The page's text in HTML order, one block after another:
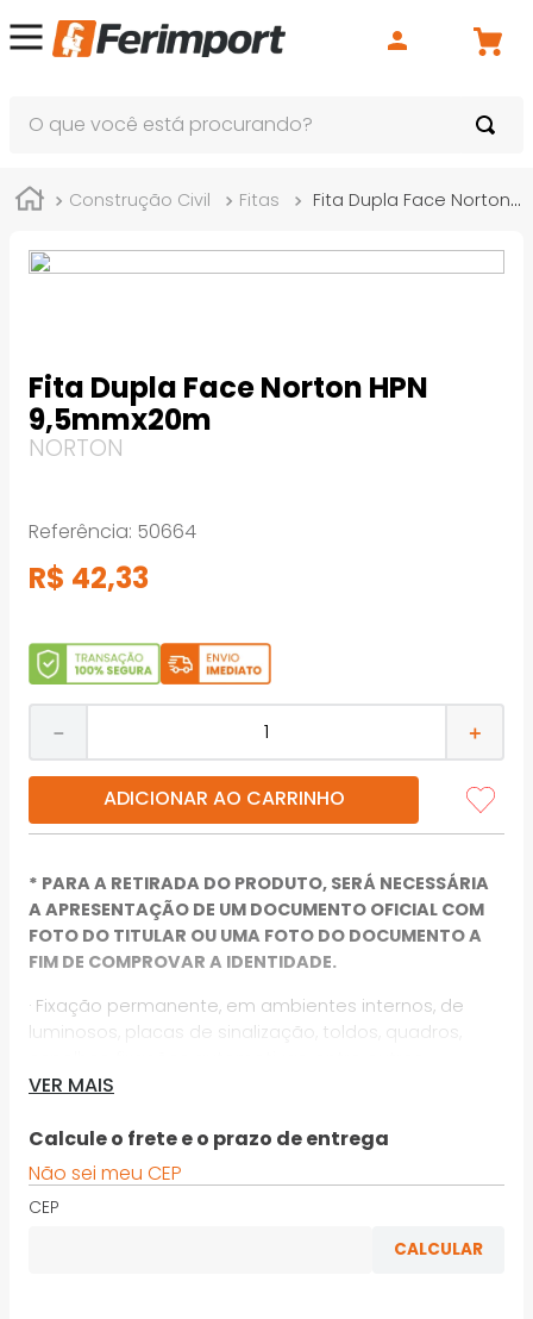
Construção Civil Fitas Fita Dupla Face Norton HPN 9,5mmx20m
Fita Dupla Face Norton HPN
9,5mmx20m
NORTON
Referência: 50664
R$ 42,33
＋
－
ADICIONAR AO CARRINHO
* PARA A RETIRADA DO PRODUTO, SERÁ NECESSÁRIA
A APRESENTAÇÃO DE UM DOCUMENTO OFICIAL COM
FOTO DO TITULAR OU UMA FOTO DO DOCUMENTO A
FIM DE COMPROVAR A IDENTIDADE.
· Fixação permanente, em ambientes internos, de
luminosos, placas de sinalização, toldos, quadros,
· Por ser transparente gera um acabamento 'invisível
aos olhos' e substitui a fixação mecânica como:
pregos, parafusos, e rebites
· Uso interno
VER MAIS
Calcule o frete e o prazo de entrega
Não sei meu CEP
CEP